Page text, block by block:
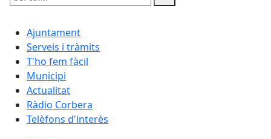
Cercar:
Ajuntament
Serveis i tràmits
T'ho fem fàcil
Municipi
Actualitat
Ràdio Corbera
Telèfons d'interès